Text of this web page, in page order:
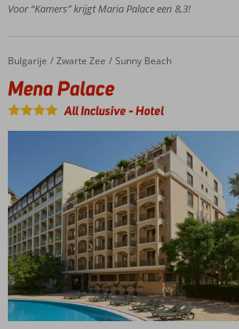
Heerlijk
Genieten
o.b.v. All
Prachtige
(familie)kamers
Voor “Kamers” krijgt Maria Palace een 8,3!
Home
Bulgarije Zwarte Zee Sunny Beach
Mena Palace
Mena Palace
All Inclusive-Hotel